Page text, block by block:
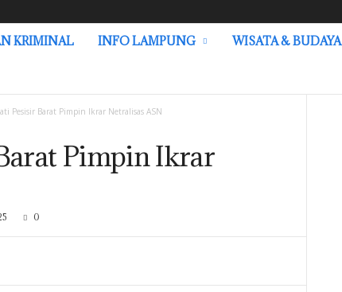
KRIMINAL INFO LAMPUNG WISATA & BUDAYA
Pesisir Barat Pimpin Ikrar Netralisas ASN
Pimpin Ikrar
0